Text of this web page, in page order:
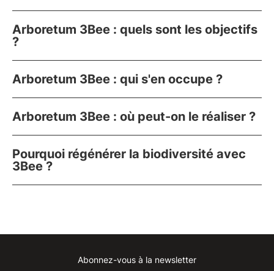
Arboretum 3Bee : quels sont les objectifs
?
Arboretum 3Bee : qui s'en occupe ?
Arboretum 3Bee : où peut-on le réaliser ?
Pourquoi régénérer la biodiversité avec
3Bee ?
Instagram
Facebook
Linkedin
Youtube
Abonnez-vous à la newsletter